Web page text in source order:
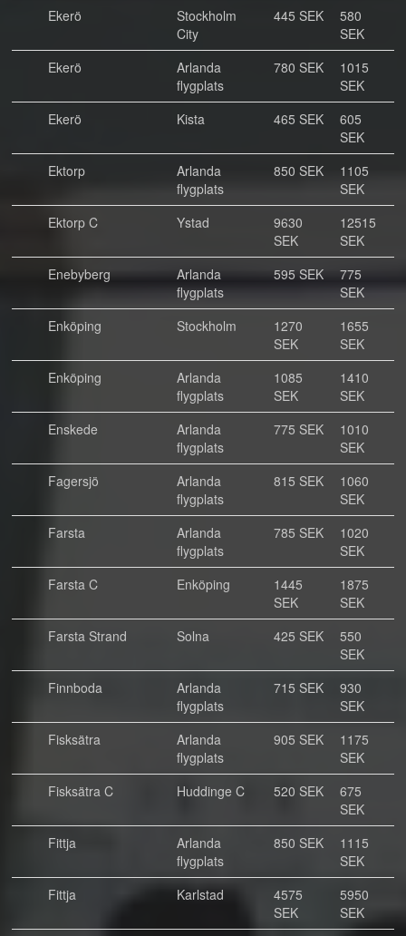
Ekerö
Stockholm
City
445 SEK
580
SEK
Ekerö
Arlanda
flygplats
780 SEK
1015
SEK
Ekerö
Kista 465 SEK
605
SEK
Ektorp
Arlanda
flygplats
850 SEK
1105
SEK
Ektorp C
Ystad
9630
SEK
12515
SEK
Enebyberg
Arlanda
flygplats
595 SEK
775
SEK
Enköping
Stockholm
1270
SEK
1655
SEK
Enköping
Arlanda
flygplats
1085
SEK
1410
SEK
Enskede
Arlanda
flygplats
775 SEK
1010
SEK
Fagersjö
Arlanda
flygplats
815 SEK
1060
SEK
Farsta
Arlanda
flygplats
785 SEK
1020
SEK
Farsta C
Enköping
1445
SEK
1875
SEK
Farsta Strand
Solna 425 SEK
550
SEK
Finnboda
Arlanda
flygplats
715 SEK
930
SEK
Fisksätra
Arlanda
flygplats
905 SEK
1175
SEK
Fisksätra C
Huddinge C 520 SEK
675
SEK
Fittja
Arlanda
flygplats
850 SEK
1115
SEK
Fittja
Karlstad
4575
SEK
5950
SEK